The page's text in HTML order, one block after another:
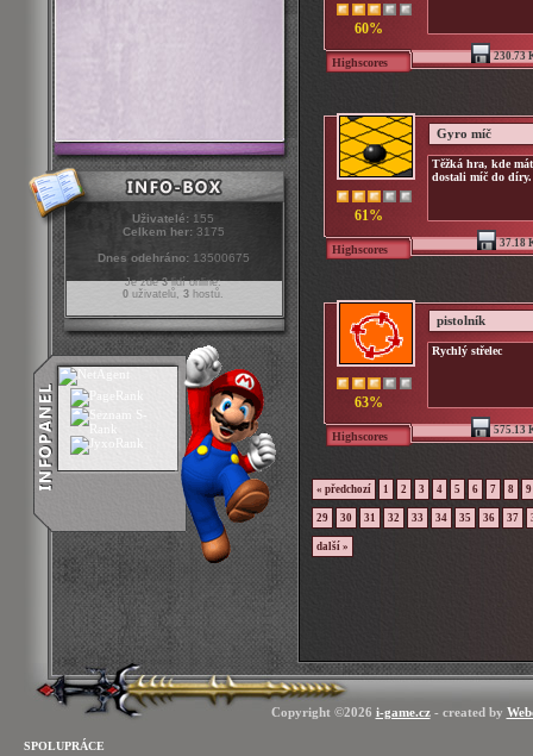
Uživatelé: 155
Celkem her:3175
Dnes odehráno:13500675
Je zde3lidí online:
0 uživatelů, 3 hostů.
60%
Highscores 230.73
61%
Gyro míč
Těžká hra, kde
dostali míč do díry.
Highscores 37.18
63%
pistolník
Rychlý střelec
Highscores 575.13
« předchozí 1 2 3 4 5 6 7 8 9
29 30 31 32 33 34 35 36 37
další »
Copyright ©2026 i-game.cz- created by
SPOLUPRÁCE